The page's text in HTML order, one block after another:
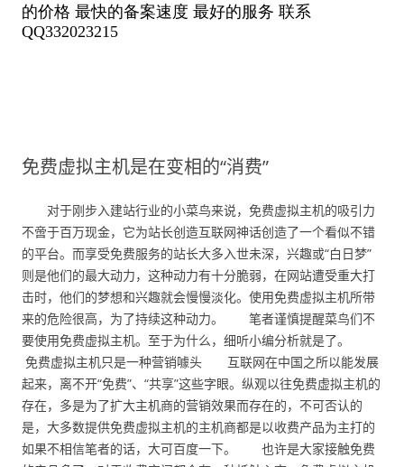
免费虚拟主机是在变相的“消费”
对于刚步入建站行业的小菜鸟来说，免费虚拟主机的吸引力
不啻于百万现金，它为站长创造互联网神话创造了一个看似不错
的平台。而享受免费服务的站长大多入世未深，兴趣或“白日梦”
则是他们的最大动力，这种动力有十分脆弱，在网站遭受重大打
击时，他们的梦想和兴趣就会慢慢淡化。使用免费虚拟主机所带
来的危险很高，为了持续这种动力。 笔者谨慎提醒菜鸟们不
要使用免费虚拟主机。至于为什么，细听小编分析就是了。
免费虚拟主机只是一种营销噱头 互联网在中国之所以能发展
起来，离不开“免费”、“共享”这些字眼。纵观以往免费虚拟主机的
存在，多是为了扩大主机商的营销效果而存在的，不可否认的
是，大多数提供免费虚拟主机的主机商都是以收费产品为主打的
如果不相信笔者的话，大可百度一下。 也许是大家接触免费